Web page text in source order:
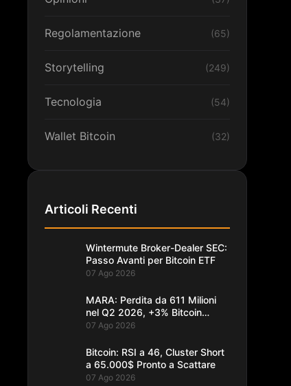
Regolamentazione (65)
Storytelling (249)
Tecnologia (54)
Wallet Bitcoin (32)
Articoli Recenti
Wintermute Broker-Dealer SEC:
Passo Avanti per Bitcoin ETF
07 Ago 2026
MARA: Perdita da 611 Milioni
nel Q2 2026, +3% Bitcoin
Minati
07 Ago 2026
Bitcoin: RSI a 46, Cluster Short
a 65.000$ Pronto a Scattare
07 Ago 2026